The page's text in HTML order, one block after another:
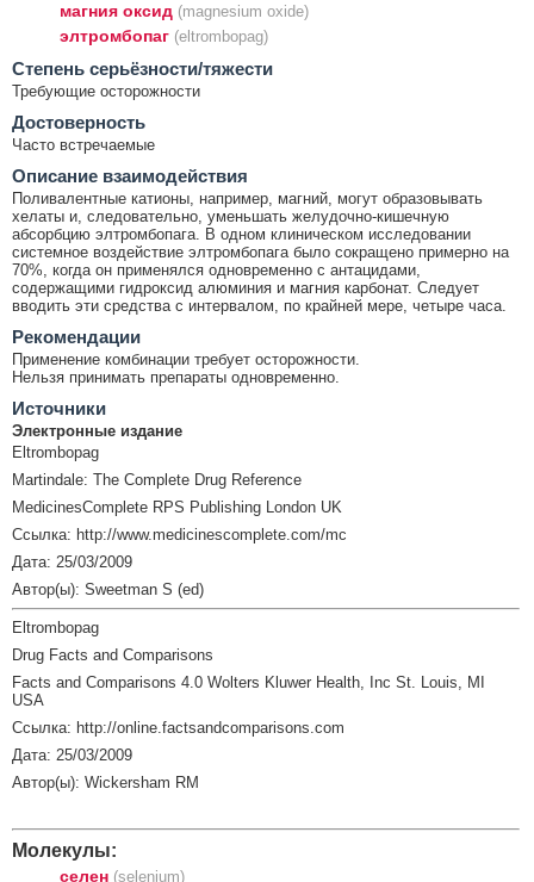
магния оксид (magnesium oxide)
элтромбопаг (eltrombopag)
Cтепень серьёзности/тяжести
Требующие осторожности
Достоверность
Часто встречаемые
Описание взаимодействия
Поливалентные катионы, например, магний, могут образовывать
хелаты и, следовательно, уменьшать желудочно-кишечную
абсорбцию элтромбопага. В одном клиническом исследовании
системное воздействие элтромбопага было сокращено примерно на
70%, когда он применялся одновременно с антацидами,
содержащими гидроксид алюминия и магния карбонат. Следует
вводить эти средства с интервалом, по крайней мере, четыре часа.
Рекомендации
Применение комбинации требует осторожности.
Нельзя принимать препараты одновременно.
Источники
Электронные издание
Eltrombopag
Martindale: The Complete Drug Reference
MedicinesComplete RPS Publishing London UK
Ссылка: http://www.medicinescomplete.com/mc
Дата: 25/03/2009
Автор(ы): Sweetman S (ed)
Eltrombopag
Drug Facts and Comparisons
Facts and Comparisons 4.0 Wolters Kluwer Health, Inc St. Louis, MI
USA
Ссылка: http://online.factsandcomparisons.com
Дата: 25/03/2009
Автор(ы): Wickersham RM
Молекулы:
селен (selenium)